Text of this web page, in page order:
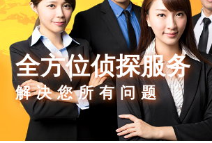
全方位侦探服务
解决您所有问题